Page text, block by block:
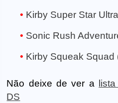
Kirby Super Star
Sonic Rush
Kirby Squeak Squad
Não deixe de ver a
DS